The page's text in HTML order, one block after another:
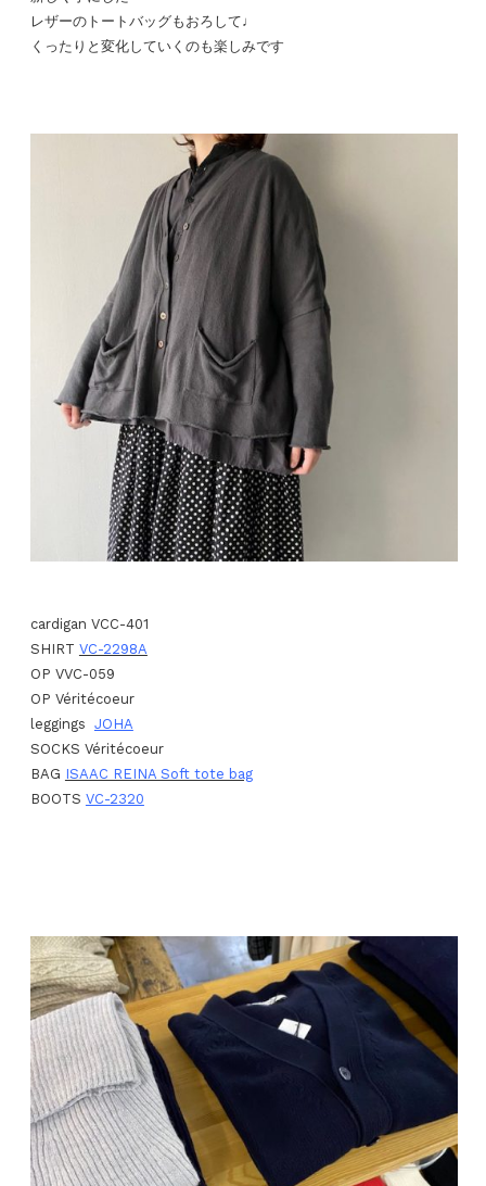
レザーのトートバッグもおろして♩
くったりと変化していくのも楽しみです
cardigan VCC-401
SHIRT VC-2298A
OP VVC-059
OP Véritécoeur
leggings JOHA
SOCKS Véritécoeur
BAG ISAAC REINA Soft tote bag
BOOTS VC-2320